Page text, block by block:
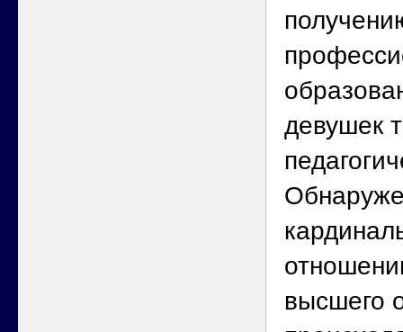
девушек
высшего